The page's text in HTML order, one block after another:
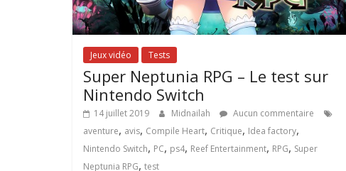
Jeux vidéo Tests
Super Neptunia RPG – Le test sur
Nintendo Switch
14 juillet 2019 Midnailah
Aucun commentaire
aventure, avis, Compile Heart, Critique, Idea factory,
Nintendo Switch, PC, ps4, Reef Entertainment, RPG, Super
Neptunia RPG, test